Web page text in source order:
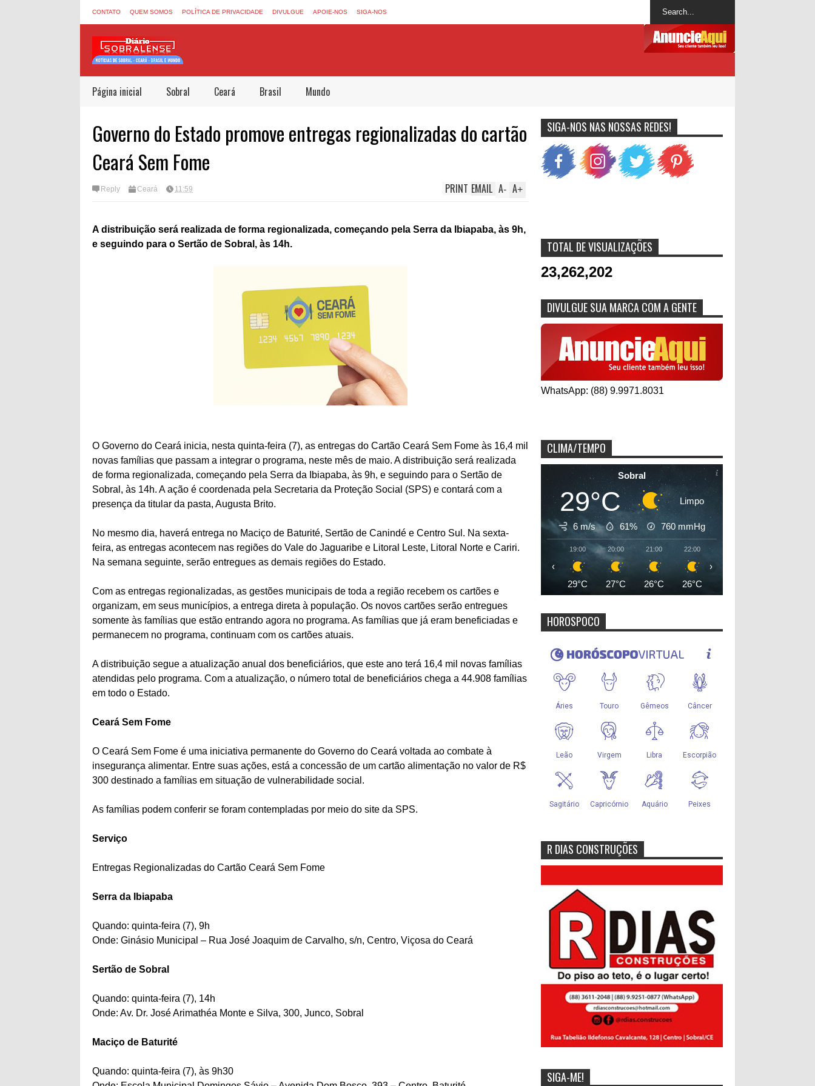
CONTATO QUEM SOMOS POLÍTICA DE PRIVACIDADE DIVULGUE APOIE-NOS SIGA-NOS
Página inicial Sobral Ceará Brasil Mundo
Governo do Estado promove entregas regionalizadas do cartão
Ceará Sem Fome
Reply Ceará 11:59 A+
A-
EMAIL
PRINT
A distribuição será realizada de forma regionalizada, começando pela Serra da Ibiapaba, às 9h,
e seguindo para o Sertão de Sobral, às 14h.
O Governo do Ceará inicia, nesta quinta-feira (7), as entregas do Cartão Ceará Sem Fome às 16,4 mil
novas famílias que passam a integrar o programa, neste mês de maio. A distribuição será realizada
de forma regionalizada, começando pela Serra da Ibiapaba, às 9h, e seguindo para o Sertão de
Sobral, às 14h. A ação é coordenada pela Secretaria da Proteção Social (SPS) e contará com a
presença da titular da pasta, Augusta Brito.
No mesmo dia, haverá entrega no Maciço de Baturité, Sertão de Canindé e Centro Sul. Na sexta-
feira, as entregas acontecem nas regiões do Vale do Jaguaribe e Litoral Leste, Litoral Norte e Cariri.
Na semana seguinte, serão entregues as demais regiões do Estado.
Com as entregas regionalizadas, as gestões municipais de toda a região recebem os cartões e
organizam, em seus municípios, a entrega direta à população. Os novos cartões serão entregues
somente às famílias que estão entrando agora no programa. As famílias que já eram beneficiadas e
permanecem no programa, continuam com os cartões atuais.
A distribuição segue a atualização anual dos beneficiários, que este ano terá 16,4 mil novas famílias
atendidas pelo programa. Com a atualização, o número total de beneficiários chega a 44.908 famílias
em todo o Estado.
Ceará Sem Fome
O Ceará Sem Fome é uma iniciativa permanente do Governo do Ceará voltada ao combate à
insegurança alimentar. Entre suas ações, está a concessão de um cartão alimentação no valor de R$
300 destinado a famílias em situação de vulnerabilidade social.
As famílias podem conferir se foram contempladas por meio do site da SPS.
Serviço
Entregas Regionalizadas do Cartão Ceará Sem Fome
Serra da Ibiapaba
Quando: quinta-feira (7), 9h
Onde: Ginásio Municipal – Rua José Joaquim de Carvalho, s/n, Centro, Viçosa do Ceará
Sertão de Sobral
Quando: quinta-feira (7), 14h
Onde: Av. Dr. José Arimathéa Monte e Silva, 300, Junco, Sobral
Maciço de Baturité
Quando: quinta-feira (7), às 9h30
SIGA-NOS NAS NOSSAS REDES!
TOTAL DE VISUALIZAÇÕES
23,262,202
DIVULGUE SUA MARCA COM A GENTE
WhatsApp: (88) 9.9971.8031
CLIMA/TEMPO
Sobral
29°C Limpo
6 m/s 61% 760 mmHg
19:00
29°C
20:00
27°C
21:00
26°C
22:00
26°C
‹ ›
HOROSPOCO
R DIAS CONSTRUÇÕES
SIGA-ME!